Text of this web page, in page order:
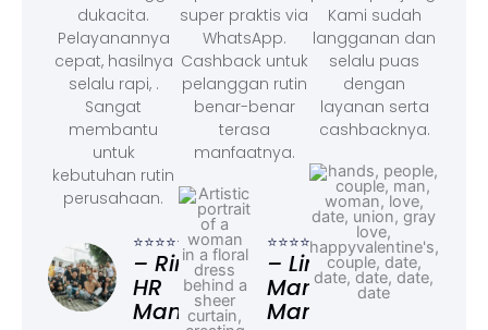
dukacita.
Pelayanannya
cepat, hasilnya
selalu rapi, .
Sangat
membantu
untuk
kebutuhan rutin
perusahaan.
⭐⭐⭐⭐⭐
– Rina,
HR
Manager
super praktis via
WhatsApp.
Cashback untuk
pelanggan rutin
benar-benar
terasa
manfaatnya.
⭐⭐⭐⭐⭐
– Linda,
Marketing
Manager
Kami sudah
langganan dan
selalu puas
dengan
layanan serta
cashbacknya.